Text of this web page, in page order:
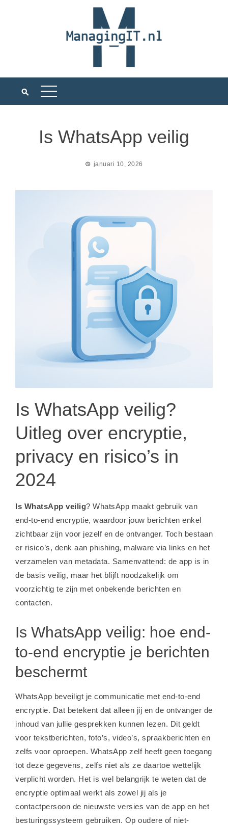
Is WhatsApp veilig
januari 10, 2026
Is WhatsApp veilig?
Uitleg over encryptie,
privacy en risico’s in
2024
Is WhatsApp veilig? WhatsApp maakt gebruik van
end-to-end encryptie, waardoor jouw berichten enkel
zichtbaar zijn voor jezelf en de ontvanger. Toch bestaan
er risico’s, denk aan phishing, malware via links en het
verzamelen van metadata. Samenvattend: de app is in
de basis veilig, maar het blijft noodzakelijk om
voorzichtig te zijn met onbekende berichten en
contacten.
Is WhatsApp veilig: hoe end-
to-end encryptie je berichten
beschermt
WhatsApp beveiligt je communicatie met end-to-end
encryptie. Dat betekent dat alleen jij en de ontvanger de
inhoud van jullie gesprekken kunnen lezen. Dit geldt
voor tekstberichten, foto’s, video’s, spraakberichten en
zelfs voor oproepen. WhatsApp zelf heeft geen toegang
tot deze gegevens, zelfs niet als ze daartoe wettelijk
verplicht worden. Het is wel belangrijk te weten dat de
encryptie optimaal werkt als zowel jij als je
contactpersoon de nieuwste versies van de app en het
besturingssysteem gebruiken. Op oudere of niet-